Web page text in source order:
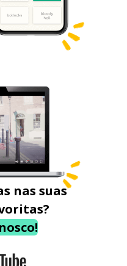
nas suas